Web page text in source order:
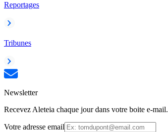
Reportages
Tribunes
Newsletter
Recevez Aleteia chaque jour dans votre boite e-mail.
Votre adresse email